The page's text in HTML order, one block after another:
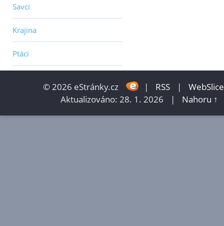
Savci
Krajina
Ptáci
© 2026 eStránky.cz | RSS |
WebSlice
Aktualizováno: 28. 1. 2026
| Nahoru ↑